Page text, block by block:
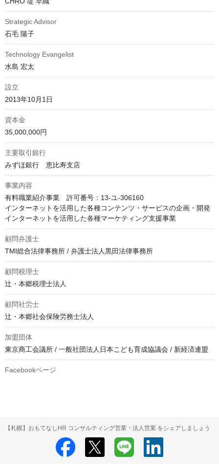
Strategic Advisor
石毛 陽子
Technology Evangelist
水島 宏太
設立
2013年10月1日
資本金
35,000,000円
主要取引銀行
みずほ銀行　恵比寿支店
事業内容
有料職業紹介事業　許可番号：13-ユ-306160
インターネットを活用した各種コンテンツ・サービスの企画・開発
インターネットを活用した各種マーケティング支援事業
顧問弁護士
TMI総合法律事務所 / 弁護士法人黒田法律事務所
顧問税理士
辻・本郷税理士法人
顧問社労士
辻・本郷社会保険労務士法人
加盟団体
東京商工会議所 / 一般社団法人日本こども育成協議会 / 新経済連盟
Facebookページ
【札幌】おもてなしHR コンサルティング営業・法人営業 をシェアしましょう